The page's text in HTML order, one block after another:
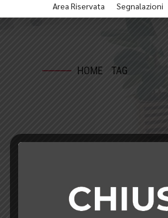
Area Riservata Segnalazioni
HOME TAG